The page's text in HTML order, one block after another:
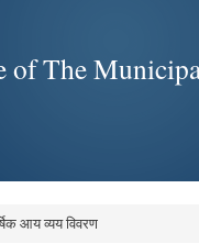
content
The
आय व्यय विवरण